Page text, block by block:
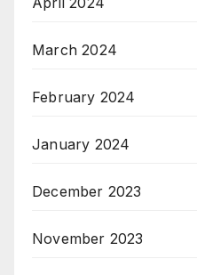
March 2024
February 2024
January 2024
December 2023
November 2023